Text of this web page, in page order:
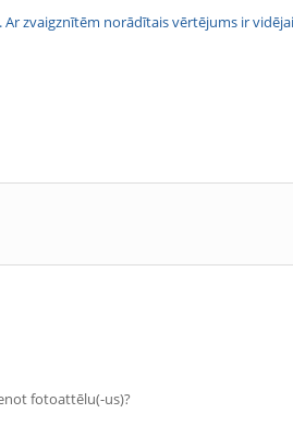
zvaigznītēm norādītais vērtējums ir
fotoattēlu(-us)?